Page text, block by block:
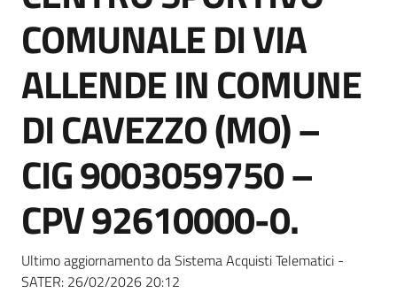
English
site
Seguici
su
COMUNALE DI VIA
ALLENDE IN COMUNE
DI CAVEZZO (MO) –
CIG 9003059750 –
CPV 92610000-0.
Ultimo aggiornamento da Sistema Acquisti Telematici -
SATER: 26/02/2026 20:12